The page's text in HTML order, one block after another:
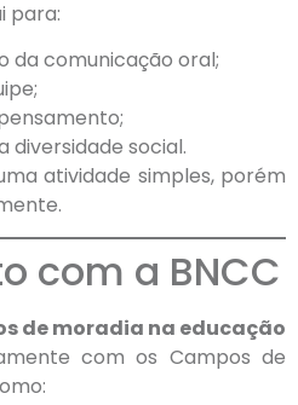
para:
da comunicação oral;
diversidade social.
atividade simples, porém
com a BNCC
de moradia na educação
com os Campos de